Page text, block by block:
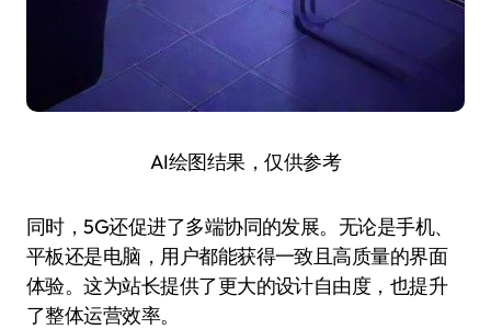
AI绘图结果，仅供参考
同时，5G还促进了多端协同的发展。无论是手机、
平板还是电脑，用户都能获得一致且高质量的界面
体验。这为站长提供了更大的设计自由度，也提升
了整体运营效率。